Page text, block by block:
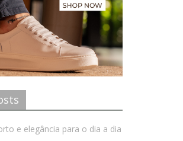
e elegância para o dia a dia